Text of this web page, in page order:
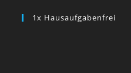
1x Hausaufgabenfrei